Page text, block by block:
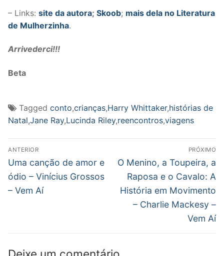
– Links: site da autora; Skoob; mais dela no Literatura
de Mulherzinha.
Arrivederci!!!
Beta
Tagged conto,crianças,Harry Whittaker,histórias de
Natal,Jane Ray,Lucinda Riley,reencontros,viagens
Navegação
de
Post
ANTERIOR
Post
anterior:
Uma canção de amor e
ódio – Vinícius Grossos
– Vem Aí
PRÓXIMO
Próximo
post:
O Menino, a Toupeira, a
Raposa e o Cavalo: A
História em Movimento
– Charlie Mackesy –
Vem Aí